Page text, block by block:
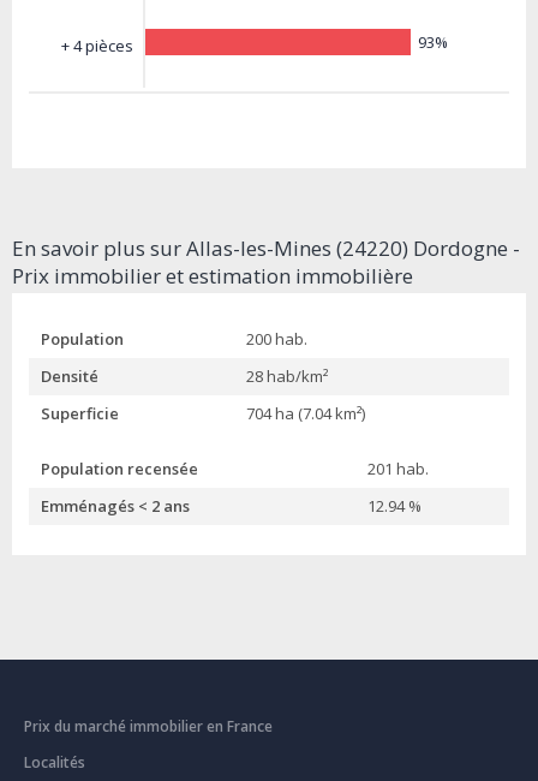
+ 4 pièces 93%
En savoir plus sur Allas-les-Mines (24220) Dordogne -
Prix immobilier et estimation immobilière
Population
200 hab.
Densité
28 hab/km²
Superficie
704 ha (7.04 km²)
Population recensée
201 hab.
Emménagés < 2 ans
12.94 %
Prix du marché immobilier en France
Localités